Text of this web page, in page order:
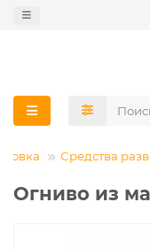
Средства
Огниво из